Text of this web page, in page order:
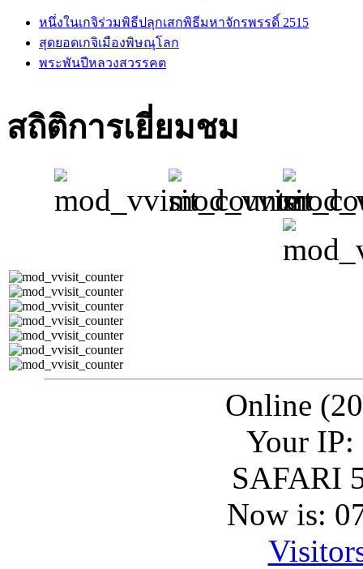
หนึ่งในเกจิร่วมพิธีปลุกเสกพิธีมหาจักรพรรดิ์ 2515
สุดยอดเกจิเมืองพิษณุโลก
พระพันปีหลวงสวรรคต
สถิติการเยี่ยมชม
Online
Your IP:
SAFARI
Now is: